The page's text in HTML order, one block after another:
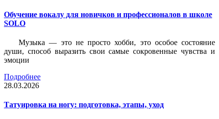
Обучение вокалу для новичков и профессионалов в школе
SOLO
Музыка — это не просто хобби, это особое состояние
души, способ выразить свои самые сокровенные чувства и
эмоции
Подробнее
28.03.2026
Татуировка на ногу: подготовка, этапы, уход